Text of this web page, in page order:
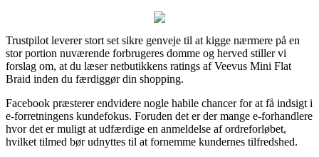
Trustpilot leverer stort set sikre genveje til at kigge nærmere på en
stor portion nuværende forbrugeres domme og herved stiller vi
forslag om, at du læser netbutikkens ratings af Veevus Mini Flat
Braid inden du færdiggør din shopping.
Facebook præsterer endvidere nogle habile chancer for at få indsigt i
e-forretningens kundefokus. Foruden det er der mange e-forhandlere
hvor det er muligt at udfærdige en anmeldelse af ordreforløbet,
hvilket tilmed bør udnyttes til at fornemme kundernes tilfredshed.